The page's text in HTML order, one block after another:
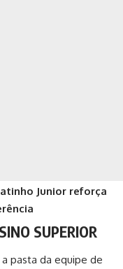
Junior reforça
SUPERIOR
pasta da equipe de